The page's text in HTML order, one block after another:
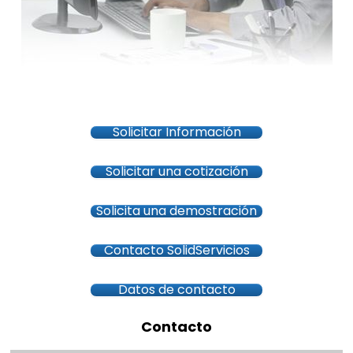
Solicitar Información
Solicitar una cotización
Solicita una demostración
Contacto SolidServicios
Datos de contacto
Contacto